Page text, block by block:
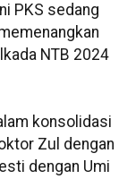
PKS sedang
NTB 2024
konsolidasi
Zul dengan
dengan Umi